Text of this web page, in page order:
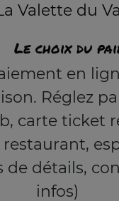
Valette du
Le choix du
en
Réglez
carte ticket
de détails,
infos)